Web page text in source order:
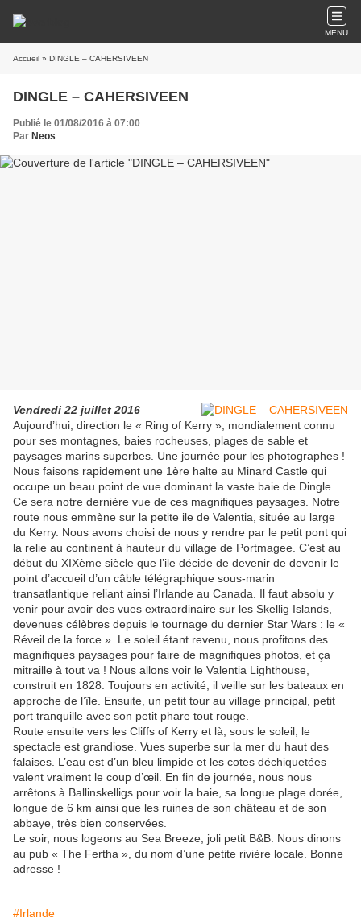
MENU
Accueil » DINGLE – CAHERSIVEEN
DINGLE – CAHERSIVEEN
Publié le 01/08/2016 à 07:00
Par Neos
Vendredi 22 juillet 2016
Aujourd’hui, direction le « Ring of Kerry », mondialement connu
pour ses montagnes, baies rocheuses, plages de sable et
paysages marins superbes. Une journée pour les photographes !
Nous faisons rapidement une 1ère halte au Minard Castle qui
occupe un beau point de vue dominant la vaste baie de Dingle.
Ce sera notre dernière vue de ces magnifiques paysages. Notre
route nous emmène sur la petite ile de Valentia, située au large
du Kerry. Nous avons choisi de nous y rendre par le petit pont qui
la relie au continent à hauteur du village de Portmagee. C’est au
début du XIXème siècle que l’ile décide de devenir de devenir le
point d’accueil d’un câble télégraphique sous-marin
transatlantique reliant ainsi l’Irlande au Canada. Il faut absolu y
venir pour avoir des vues extraordinaire sur les Skellig Islands,
devenues célèbres depuis le tournage du dernier Star Wars : le «
Réveil de la force ». Le soleil étant revenu, nous profitons des
magnifiques paysages pour faire de magnifiques photos, et ça
mitraille à tout va ! Nous allons voir le Valentia Lighthouse,
construit en 1828. Toujours en activité, il veille sur les bateaux en
approche de l’île. Ensuite, un petit tour au village principal, petit
port tranquille avec son petit phare tout rouge.
Route ensuite vers les Cliffs of Kerry et là, sous le soleil, le
spectacle est grandiose. Vues superbe sur la mer du haut des
falaises. L’eau est d’un bleu limpide et les cotes déchiquetées
valent vraiment le coup d’œil. En fin de journée, nous nous
arrêtons à Ballinskelligs pour voir la baie, sa longue plage dorée,
longue de 6 km ainsi que les ruines de son château et de son
abbaye, très bien conservées.
Le soir, nous logeons au Sea Breeze, joli petit B&B. Nous dinons
au pub « The Fertha », du nom d’une petite rivière locale. Bonne
adresse !
#Irlande